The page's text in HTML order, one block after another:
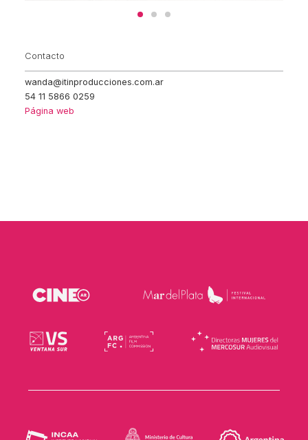
Contacto
wanda@itinproducciones.com.ar
54 11 5866 0259
Página web